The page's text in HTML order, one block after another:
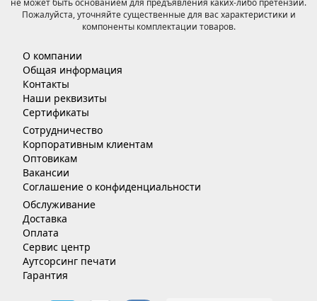
не может быть основанием для предъявления каких-либо претензий.
Пожалуйста, уточняйте существенные для вас характеристики и
компоненты комплектации товаров.
О компании
Общая информация
Контакты
Наши реквизиты
Сертификаты
Сотрудничество
Корпоративным клиентам
Оптовикам
Вакансии
Соглашение о конфиденциальности
Обслуживание
Доставка
Оплата
Сервис центр
Аутсорсинг печати
Гарантия